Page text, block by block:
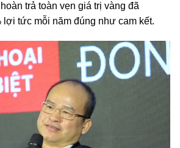
trả toàn vẹn giá trị vàng đã
lợi tức mỗi năm đúng như cam kết.